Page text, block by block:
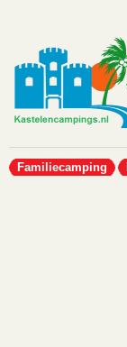
Familiecamping